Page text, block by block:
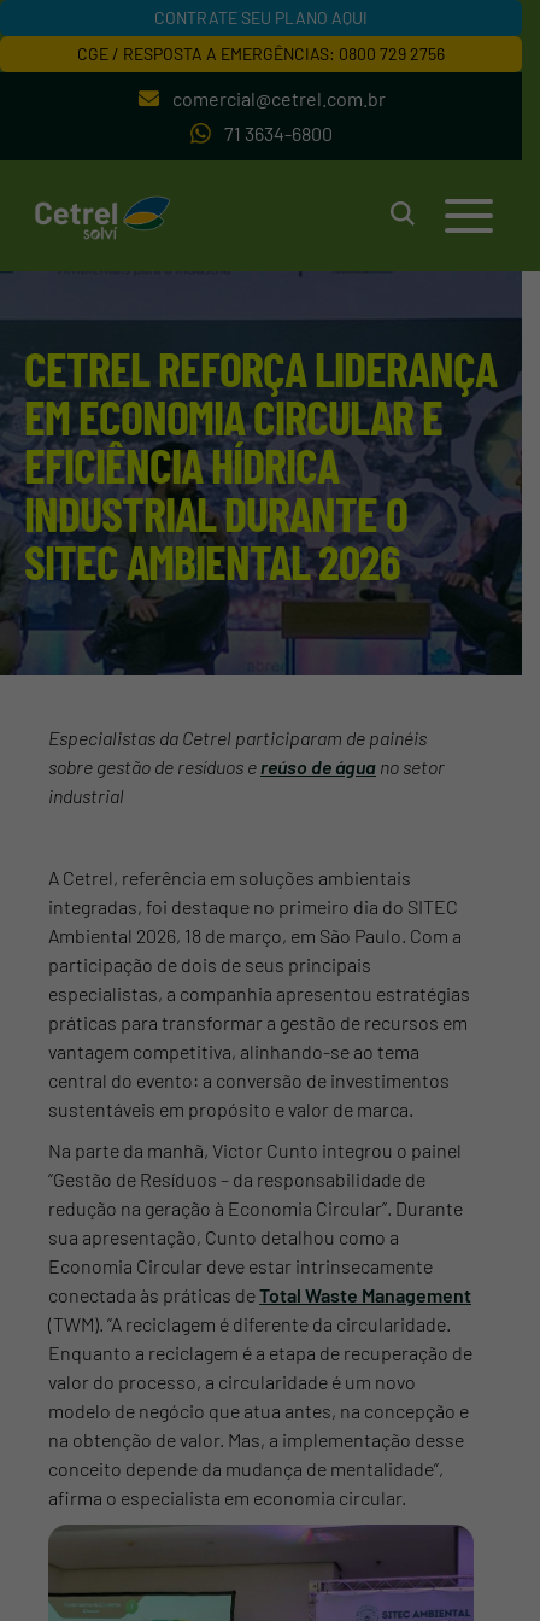
CONTRATE SEU PLANO AQUI
CGE / RESPOSTA A EMERGÊNCIAS: 0800 729 2756
comercial@cetrel.com.br
71 3634-6800
CETREL REFORÇA LIDERANÇA
EM ECONOMIA CIRCULAR E
EFICIÊNCIA HÍDRICA
INDUSTRIAL DURANTE O
SITEC AMBIENTAL 2026
Especialistas da Cetrel participaram de painéis
sobre gestão de resíduos e reúso de água no setor
industrial
A Cetrel, referência em soluções ambientais
integradas, foi destaque no primeiro dia do SITEC
Ambiental 2026, 18 de março, em São Paulo. Com a
participação de dois de seus principais
especialistas, a companhia apresentou estratégias
práticas para transformar a gestão de recursos em
vantagem competitiva, alinhando-se ao tema
central do evento: a conversão de investimentos
sustentáveis em propósito e valor de marca.
Na parte da manhã, Victor Cunto integrou o painel
“Gestão de Resíduos – da responsabilidade de
redução na geração à Economia Circular”. Durante
sua apresentação, Cunto detalhou como a
Economia Circular deve estar intrinsecamente
conectada às práticas deTotal Waste Management
(TWM). “A reciclagem é diferente da circularidade.
Enquanto a reciclagem é a etapa de recuperação de
valor do processo, a circularidade é um novo
modelo de negócio que atua antes, na concepção e
na obtenção de valor. Mas, a implementação desse
conceito depende da mudança de mentalidade”,
afirma o especialista em economia circular.